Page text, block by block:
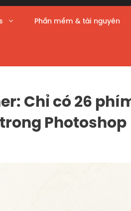
Phần mềm & tài nguyên
Chỉ có 26
Photoshop